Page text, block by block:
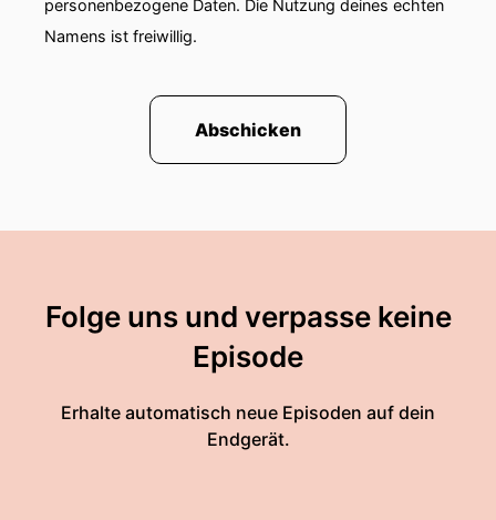
personenbezogene Daten. Die Nutzung deines echten
Namens ist freiwillig.
Abschicken
Folge uns und verpasse keine
Episode
Erhalte automatisch neue Episoden auf dein
Endgerät.